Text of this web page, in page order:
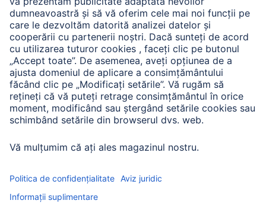
A.N.P.C. SAL
Companie
Istoria companiei
Hama Mondial
Business-Portal